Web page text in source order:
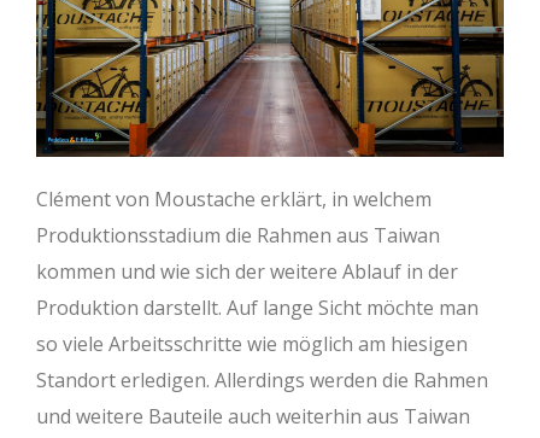
Clément von Moustache erklärt, in welchem
Produktionsstadium die Rahmen aus Taiwan
kommen und wie sich der weitere Ablauf in der
Produktion darstellt. Auf lange Sicht möchte man
so viele Arbeitsschritte wie möglich am hiesigen
Standort erledigen. Allerdings werden die Rahmen
und weitere Bauteile auch weiterhin aus Taiwan